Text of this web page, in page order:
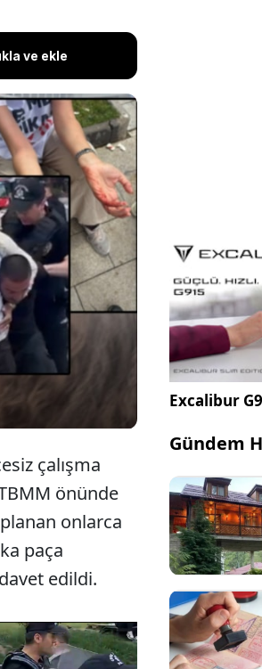
ve ekle
atanamıyoruz,
yürümek istedi.
gözaltılarla
çalışma
önünde
onlarca
paça
edildi.
Excalibur
Gündem